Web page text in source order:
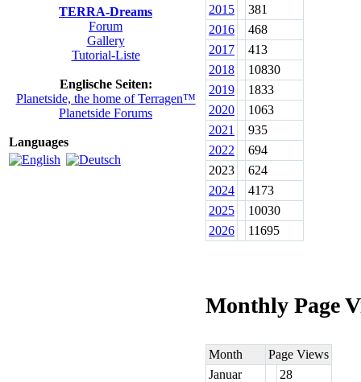
TERRA-Dreams
Forum
Gallery
Tutorial-Liste
Englische Seiten:
Planetside, the home of Terragen™
Planetside Forums
Languages
2015
381
2016
468
2017
413
2018
10830
2019
1833
2020
1063
2021
935
2022
694
2023
624
2024
4173
2025
10030
2026
11695
Monthly Page
Month
Page Views
Januar
28